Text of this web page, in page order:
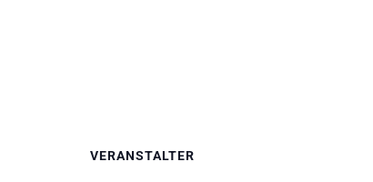
VERANSTALTER